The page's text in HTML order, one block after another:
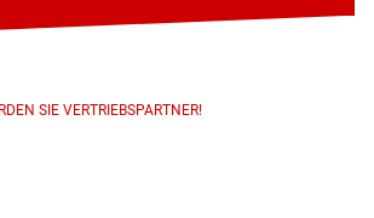
SIE VERTRIEBSPARTNER!